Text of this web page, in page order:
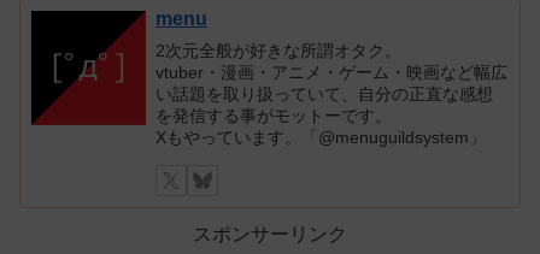
menu
2次元全般が好きな所謂オタク。
vtuber・漫画・アニメ・ゲーム・映画など幅広
い話題を取り扱っていて、自分の正直な感想
を発信する事がモットーです。
Xもやっています。「@menuguildsystem」
スポンサーリンク